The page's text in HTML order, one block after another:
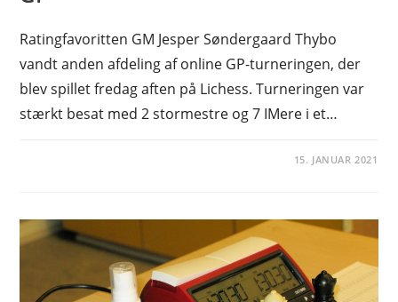
Ratingfavoritten GM Jesper Søndergaard Thybo
vandt anden afdeling af online GP-turneringen, der
blev spillet fredag aften på Lichess. Turneringen var
stærkt besat med 2 stormestre og 7 IMere i et…
15. JANUAR 2021